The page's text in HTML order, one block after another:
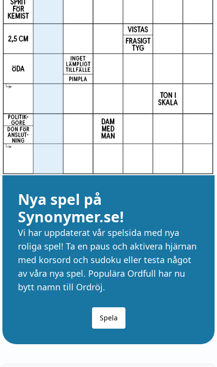
Nya spel på
Synonymer.se!
Vi har uppdaterat vår spelsida med nya
roliga spel! Ta en paus och aktivera hjärnan
med korsord och sudoku eller testa något
av våra nya spel. Populära Ordfull har nu
bytt namn till Ordröj.
Spela